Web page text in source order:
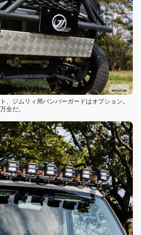
、ジムリィ用バンパーガードはオプション。
全だ。